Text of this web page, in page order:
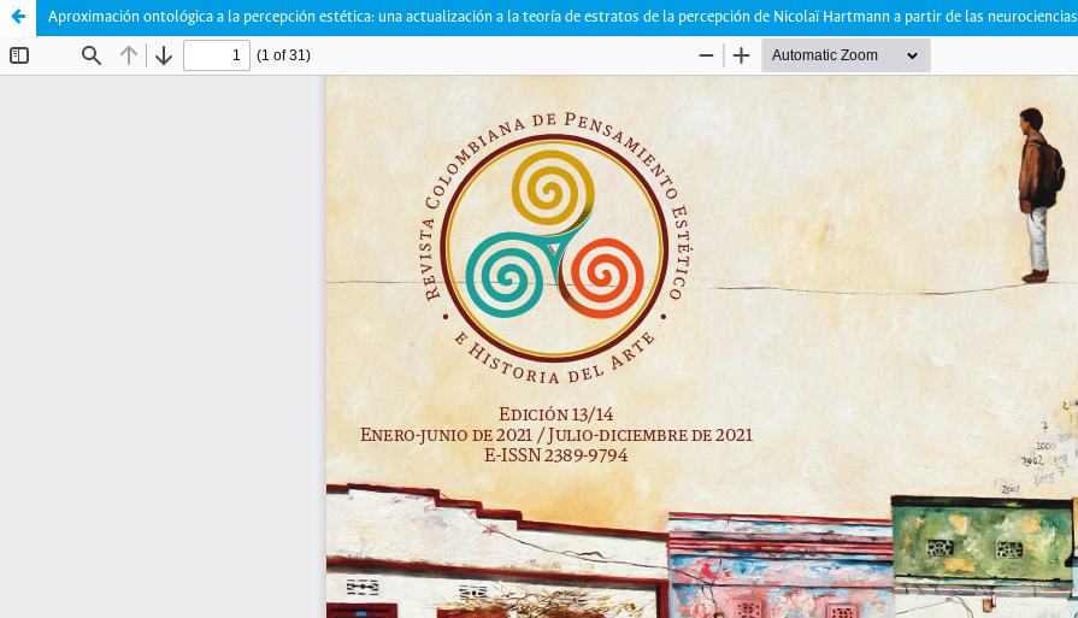
Aproximación ontológica a la percepción estética: una actualización a la teoría de estratos de la percepción de Nicolaï Hartmann a partir de las neurociencias